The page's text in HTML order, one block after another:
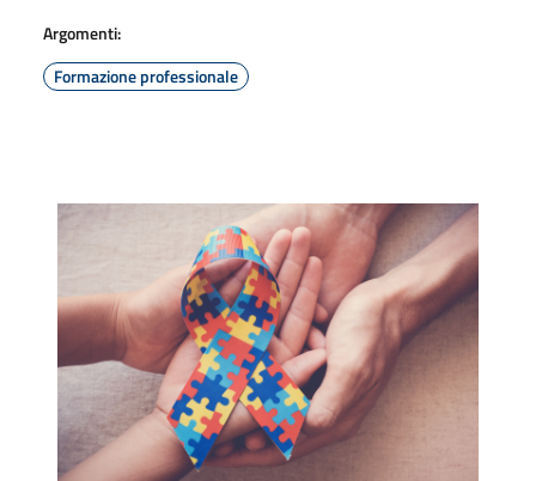
Argomenti:
Formazione professionale